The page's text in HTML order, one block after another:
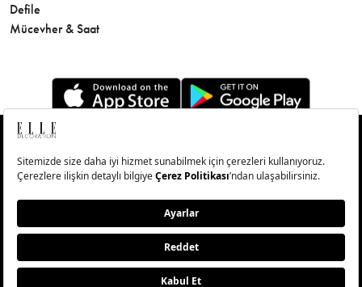
Defile
Mücevher & Saat
© Big Medya Teknoloji A.Ş. Altunizade Mahallesi Kuşbakışı
Caddesi No:27/1 Üsküdar/İstanbul